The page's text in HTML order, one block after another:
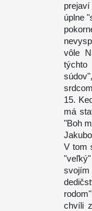
úplne
vôle
15.
má
"Boh
V tom
svojím
chvíli